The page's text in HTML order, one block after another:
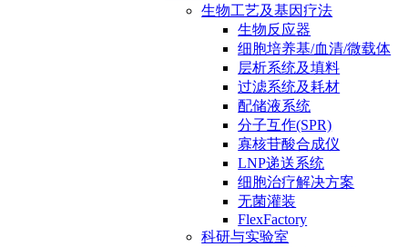
生物工艺及基因疗法
生物反应器
细胞培养基/血清/微载体
层析系统及填料
过滤系统及耗材
配储液系统
分子互作(SPR)
寡核苷酸合成仪
LNP递送系统
细胞治疗解决方案
无菌灌装
FlexFactory
科研与实验室